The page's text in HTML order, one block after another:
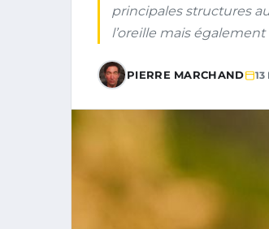
principales structures
l’oreille mais
PIERRE MARCHAND 13